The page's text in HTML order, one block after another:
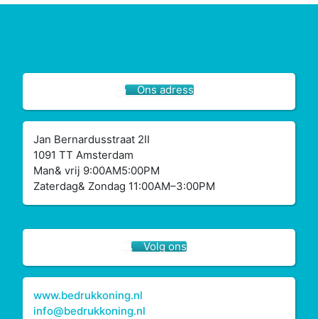
Ons adress
Jan Bernardusstraat 2II
1091 TT Amsterdam
Man& vrij 9:00AM5:00PM
Zaterdag& Zondag 11:00AM–3:00PM
Volg ons
www.bedrukkoning.nl
info@bedrukkoning.nl